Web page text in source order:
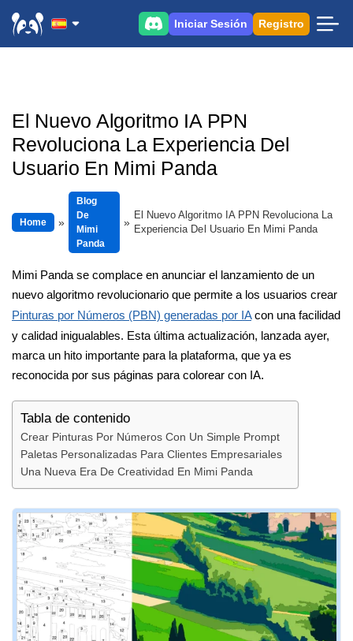
Iniciar Sesión Registro
El Nuevo Algoritmo IA PPN
Revoluciona La Experiencia Del
Usuario En Mimi Panda
Home
Blog
De
Mimi
Panda
El Nuevo Algoritmo IA PPN Revoluciona La
Experiencia Del Usuario En Mimi Panda
Mimi Panda se complace en anunciar el lanzamiento de un
nuevo algoritmo revolucionario que permite a los usuarios crear
Pinturas por Números (PBN) generadas por IAcon una facilidad
y calidad inigualables. Esta última actualización, lanzada ayer,
marca un hito importante para la plataforma, que ya es
reconocida por sus páginas para colorear con IA.
Tabla de contenido
Crear Pinturas Por Números Con Un Simple Prompt
Paletas Personalizadas Para Clientes Empresariales
Una Nueva Era De Creatividad En Mimi Panda